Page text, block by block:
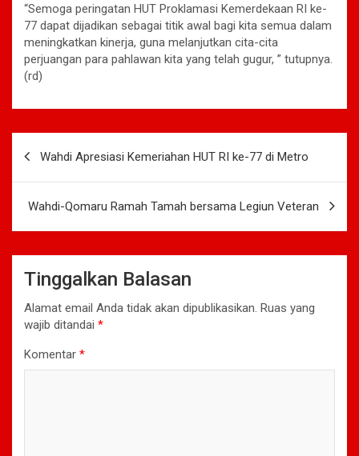
“Semoga peringatan HUT Proklamasi Kemerdekaan RI ke-
77 dapat dijadikan sebagai titik awal bagi kita semua dalam
meningkatkan kinerja, guna melanjutkan cita-cita
perjuangan para pahlawan kita yang telah gugur, ” tutupnya.
(rd)
Wahdi Apresiasi Kemeriahan HUT RI ke-77 di Metro
Wahdi-Qomaru Ramah Tamah bersama Legiun Veteran
Tinggalkan Balasan
Alamat email Anda tidak akan dipublikasikan. Ruas yang
wajib ditandai *
Komentar *